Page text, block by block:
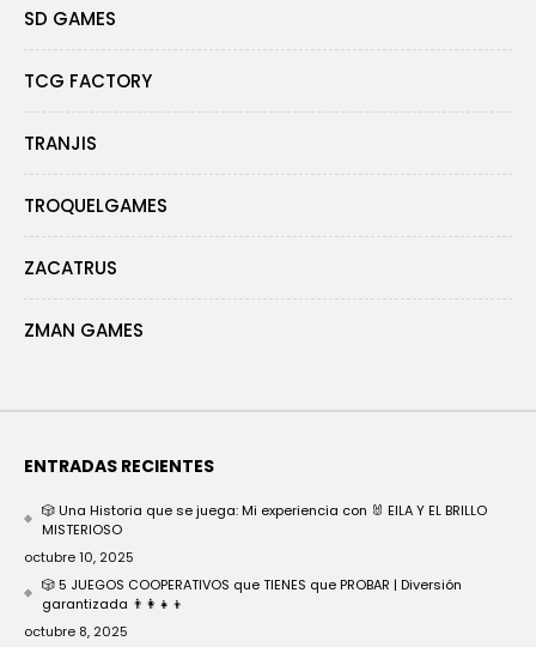
SD GAMES
TCG FACTORY
TRANJIS
TROQUELGAMES
ZACATRUS
ZMAN GAMES
ENTRADAS RECIENTES
🎲 Una Historia que se juega: Mi experiencia con 🐰 EILA Y EL BRILLO
MISTERIOSO
octubre 10, 2025
🎲 5 JUEGOS COOPERATIVOS que TIENES que PROBAR | Diversión
garantizada 👨‍👩‍👧‍👦
octubre 8, 2025